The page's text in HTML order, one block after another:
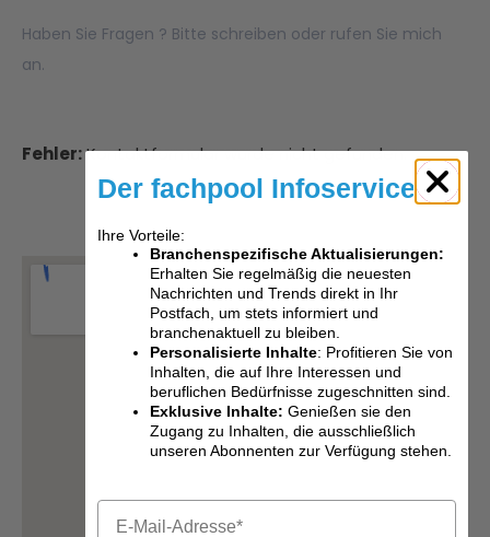
Haben Sie Fragen ? Bitte schreiben oder rufen Sie mich
an.
Fehler:Kontaktformular wurde nicht gefunden.
Der fachpool Infoservice
Ihre Vorteile:
Branchenspezifische Aktualisierungen:
Erhalten Sie regelmäßig die neuesten
Nachrichten und Trends direkt in Ihr
Postfach, um stets informiert und
branchenaktuell zu bleiben.
Personalisierte Inhalte: Profitieren Sie von
Inhalten, die auf Ihre Interessen und
beruflichen Bedürfnisse zugeschnitten sind.
Exklusive Inhalte: Genießen sie den
Zugang zu Inhalten, die ausschließlich
unseren Abonnenten zur Verfügung stehen.